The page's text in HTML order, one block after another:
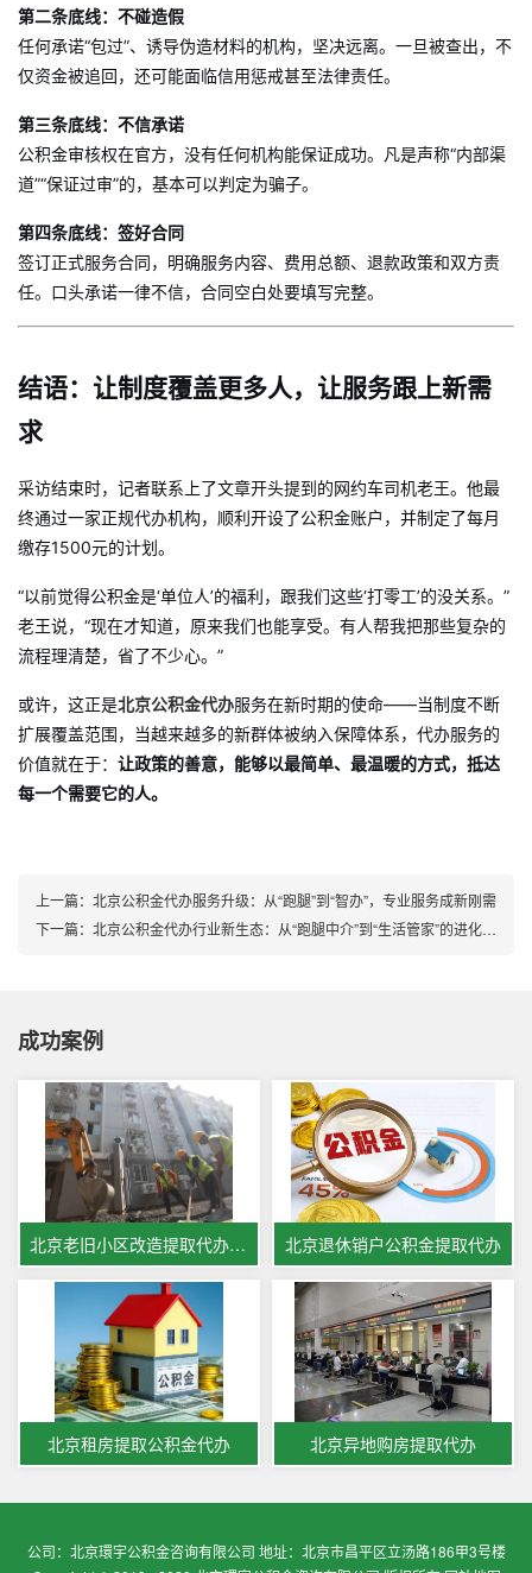
第二条底线：不碰造假
任何承诺“包过”、诱导伪造材料的机构，坚决远离。一旦被查出，不
仅资金被追回，还可能面临信用惩戒甚至法律责任。
第三条底线：不信承诺
公积金审核权在官方，没有任何机构能保证成功。凡是声称“内部渠
道”“保证过审”的，基本可以判定为骗子。
第四条底线：签好合同
签订正式服务合同，明确服务内容、费用总额、退款政策和双方责
任。口头承诺一律不信，合同空白处要填写完整。
结语：让制度覆盖更多人，让服务跟上新需
求
采访结束时，记者联系上了文章开头提到的网约车司机老王。他最
终通过一家正规代办机构，顺利开设了公积金账户，并制定了每月
缴存1500元的计划。
“以前觉得公积金是‘单位人’的福利，跟我们这些‘打零工’的没关系。”
老王说，“现在才知道，原来我们也能享受。有人帮我把那些复杂的
流程理清楚，省了不少心。”
或许，这正是北京公积金代办服务在新时期的使命——当制度不断
扩展覆盖范围，当越来越多的新群体被纳入保障体系，代办服务的
价值就在于： 让政策的善意，能够以最简单、最温暖的方式，抵达
每一个需要它的人。
上一篇： 北京公积金代办服务升级：从“跑腿”到“智办”，专业服务成新刚需
下一篇： 北京公积金代办行业新生态：从“跑腿中介”到“生活管家”的进化之路
成功案例
北京老旧小区改造提取代办公积金 北京退休销户公积金提取代办
北京租房提取公积金代办 北京异地购房提取代办
公司：北京環宇公积金咨询有限公司 地址：北京市昌平区立汤路186甲3号楼